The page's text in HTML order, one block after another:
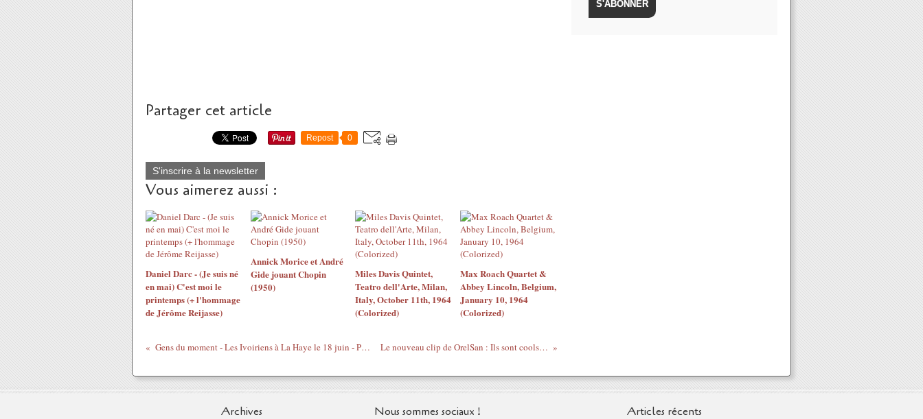
Partager cet article
Repost 0
S'inscrire à la newsletter
Vous aimerez aussi :
Daniel Darc - (Je suis né
en mai) C'est moi le
printemps (+ l'hommage
de Jérôme Reijasse)
Annick Morice et André
Gide jouant Chopin
(1950)
Miles Davis Quintet,
Teatro dell'Arte, Milan,
Italy, October 11th, 1964
(Colorized)
Max Roach Quartet &
Abbey Lincoln, Belgium,
January 10, 1964
(Colorized)
Gens du moment - Les Ivoiriens à La Haye le 18 juin - Par Raphael Dieye Le nouveau clip de OrelSan : Ils sont cools (feat. Gringe)
Archives Nous sommes sociaux ! Articles récents